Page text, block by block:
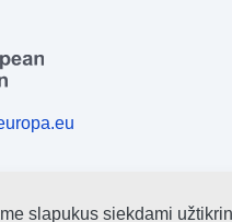
slapukus siekdami